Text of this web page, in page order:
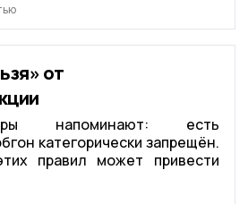
от
напоминают: есть
категорически запрещён.
правил может привести